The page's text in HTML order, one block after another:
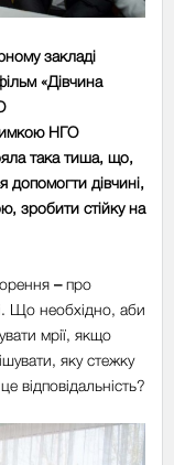
закладі
«Дівчина
НГО
така тиша, що,
допомогти дівчині,
зробити стійку на
–про
Що необхідно, аби
мрії, якщо
яку стежку
відповідальність?